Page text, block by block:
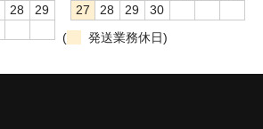
28
29
27
28 29
30
(
発送業務休日)